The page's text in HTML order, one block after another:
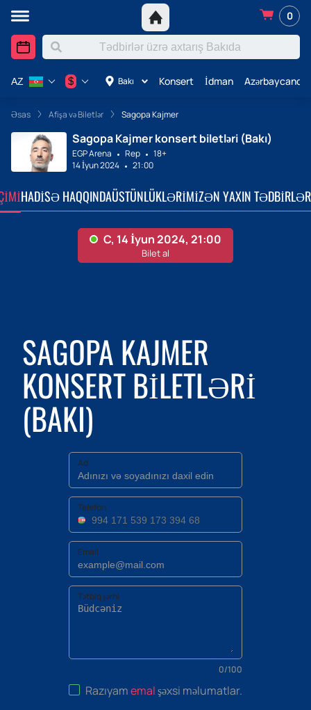
0
Bakı Konsert İdman Azərbaycanda
AZ $
Əsas Afişa və Biletlər Sagopa Kajmer
Sagopa Kajmer konsert biletləri (Bakı)
EGP Arena Rep
18+
14 İyun 2024
21:00
HADISƏ HAQQINDAÜSTÜNLÜKLƏRIMIZƏN YAXIN TƏDBIRLƏR
SAGOPA KAJMER
KONSERT BILETLƏRI
(BAKI)
Ad
Telefon
Email
Tətbiq şərhi
0/100
Razıyamemalşəxsi məlumatlar.